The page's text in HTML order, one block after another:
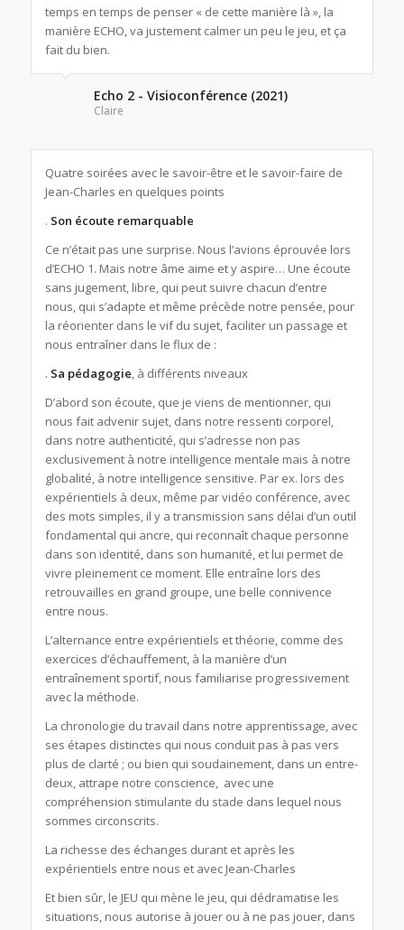
temps en temps de penser « de cette manière là », la
manière ECHO, va justement calmer un peu le jeu, et ça
fait du bien.
Echo 2 - Visioconférence (2021)
Claire
Quatre soirées avec le savoir-être et le savoir-faire de
Jean-Charles en quelques points
. Son écoute remarquable
Ce n’était pas une surprise. Nous l’avions éprouvée lors
d’ECHO 1. Mais notre âme aime et y aspire… Une écoute
sans jugement, libre, qui peut suivre chacun d’entre
nous, qui s’adapte et même précède notre pensée, pour
la réorienter dans le vif du sujet, faciliter un passage et
nous entraîner dans le flux de :
. Sa pédagogie, à différents niveaux
D’abord son écoute, que je viens de mentionner, qui
nous fait advenir sujet, dans notre ressenti corporel,
dans notre authenticité, qui s’adresse non pas
exclusivement à notre intelligence mentale mais à notre
globalité, à notre intelligence sensitive. Par ex. lors des
expérientiels à deux, même par vidéo conférence, avec
des mots simples, il y a transmission sans délai d’un outil
fondamental qui ancre, qui reconnaît chaque personne
dans son identité, dans son humanité, et lui permet de
vivre pleinement ce moment. Elle entraîne lors des
retrouvailles en grand groupe, une belle connivence
entre nous.
L’alternance entre expérientiels et théorie, comme des
exercices d’échauffement, à la manière d’un
entraînement sportif, nous familiarise progressivement
avec la méthode.
La chronologie du travail dans notre apprentissage, avec
ses étapes distinctes qui nous conduit pas à pas vers
plus de clarté ; ou bien qui soudainement, dans un entre-
deux, attrape notre conscience, avec une
compréhension stimulante du stade dans lequel nous
sommes circonscrits.
La richesse des échanges durant et après les
expérientiels entre nous et avec Jean-Charles
Et bien sûr, le JEU qui mène le jeu, qui dédramatise les
situations, nous autorise à jouer ou à ne pas jouer, dans